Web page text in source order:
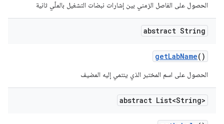
الحصول على الفاصل الزمني بين إشارات نبضات التشغيل بالملّي ثانية
abstract String
getLabName()
الحصول على اسم المختبر الذي ينتمي إليه المضيف
abstract List<String>